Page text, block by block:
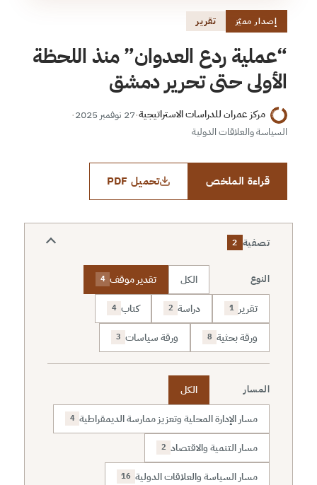
إصدار مميّز تقرير
“عملية ردع العدوان” منذ اللحظة
الأولى حتى تحرير دمشق
مركز عمران للدراسات الاستراتيجية·27 نوفمبر 2025
·
السياسة والعلاقات الدولية
قراءة الملخص تحميل PDF
تصفية 2
النوع الكل تقدير موقف 4
تقرير 1 دراسة 2 كتاب 4
ورقة بحثية 8 ورقة سياسات 3
المسار
الكل
مسار الإدارة المحلية وتعزيز ممارسة الديمقراطية 4
مسار التنمية والاقتصاد 2
مسار السياسة والعلاقات الدولية 16